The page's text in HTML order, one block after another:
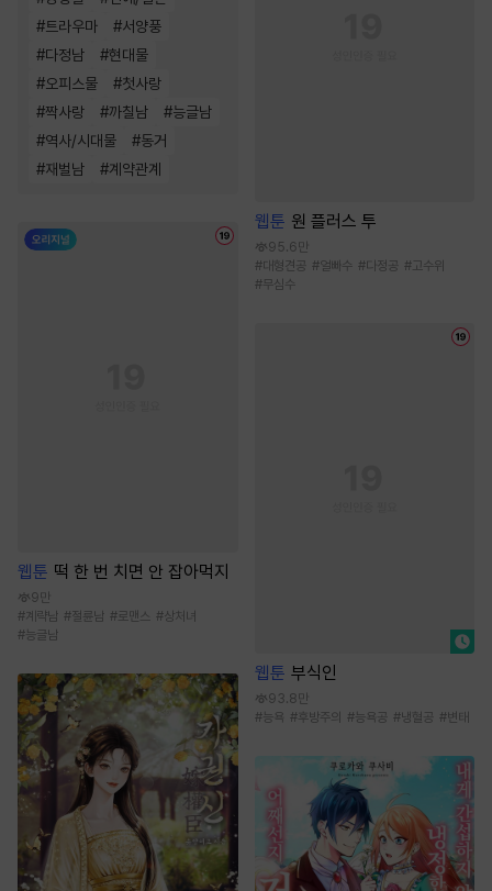
#트라우마 #서양풍
#다정남 #현대물
#오피스물 #첫사랑
#짝사랑 #까칠남 #능글남
#역사/시대물 #동거
#재벌남 #계약관계
웹툰 떡 한 번 치면 안 잡아먹지
9만
# 계략남 #절륜남 #로맨스 #상처녀
#능글남
웹툰 원 플러스 투
95.6만
#대형견공 #얼빠수 #다정공 #고수위
#무심수
웹툰 부식인
93.8만
#능욕 #후방주의 #능욕공 #냉혈공 #변태